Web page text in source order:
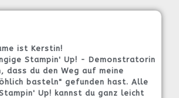
ist Kerstin!
Stampin' Up! - Demonstratorin
dass du den Weg auf meine
basteln" gefunden hast. Alle
Up! kannst du ganz leicht